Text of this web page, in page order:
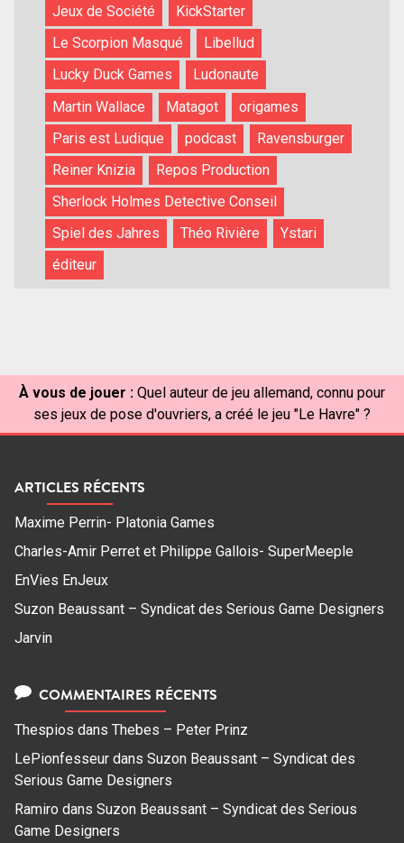
Jeux de Société
KickStarter
Le Scorpion Masqué
Libellud
Lucky Duck Games
Ludonaute
Martin Wallace
Matagot
origames
Paris est Ludique
podcast
Ravensburger
Reiner Knizia
Repos Production
Sherlock Holmes Detective Conseil
Spiel des Jahres
Théo Rivière
Ystari
éditeur
À vous de jouer : Quel auteur de jeu allemand, connu pour
ses jeux de pose d'ouvriers, a créé le jeu "Le Havre" ?
ARTICLES RÉCENTS
Maxime Perrin- Platonia Games
Charles-Amir Perret et Philippe Gallois- SuperMeeple
EnVies EnJeux
Suzon Beaussant – Syndicat des Serious Game Designers
Jarvin
COMMENTAIRES RÉCENTS
Thespios dans Thebes – Peter Prinz
LePionfesseur dans Suzon Beaussant – Syndicat des
Serious Game Designers
Ramiro dans Suzon Beaussant – Syndicat des Serious
Game Designers